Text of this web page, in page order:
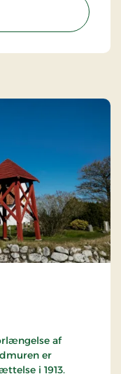
på dyr, hvor
komme op og
Fun
af
er
i 1913.